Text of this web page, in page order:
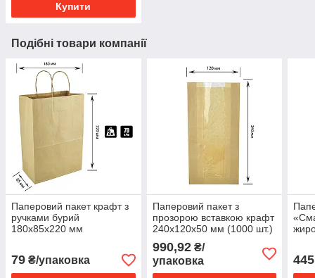
Купити
Подібні товари компанії
Паперовий пакет крафт з
ручками бурий
180х85х220 мм
79 ₴/упаковка
Паперовий пакет з
прозорою вставкою крафт
240х120х50 мм (1000 шт.)
990,92₴/
упаковка
445